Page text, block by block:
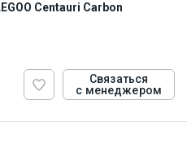
Centauri Carbon
Связаться
с менеджером